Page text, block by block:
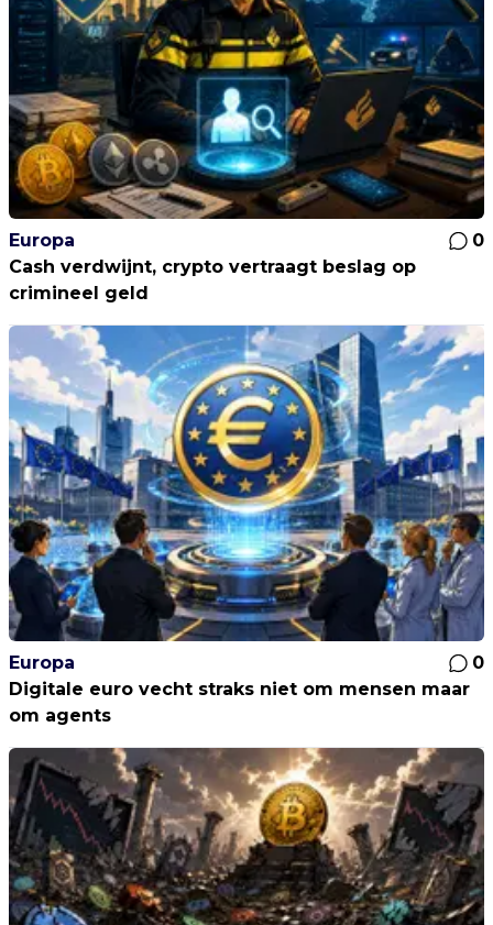
Europa
0
Cash verdwijnt, crypto vertraagt beslag op
crimineel geld
Europa
0
Digitale euro vecht straks niet om mensen maar
om agents